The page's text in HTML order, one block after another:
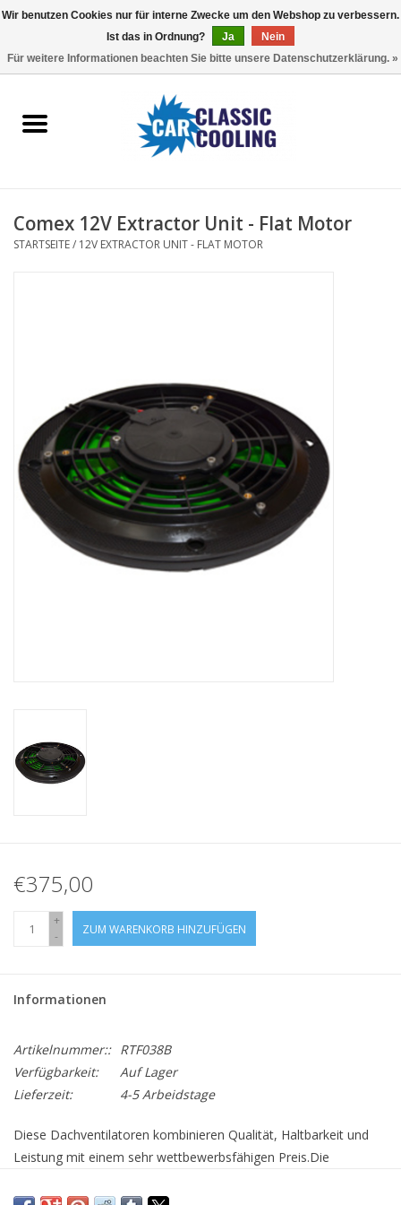
Komplette Kits
Controller
Comex 12V Extractor Unit - Flat Motor
STARTSEITE/ 12V EXTRACTOR UNIT - FLAT MOTOR
€375,00
+
-
ZUM WARENKORB HINZUFÜGEN
Informationen
Artikelnummer:: RTF038B
Verfügbarkeit:
Auf Lager
Lieferzeit:
4-5 Arbeidstage
Diese Dachventilatoren kombinieren Qualität, Haltbarkeit und
Leistung mit einem sehr wettbewerbsfähigen Preis.Die
Wir benutzen Cookies nur für interne Zwecke um den Webshop zu verbessern.
Ist das in Ordnung?
Ja
Nein
Für weitere Informationen beachten Sie bitte unsere Datenschutzerklärung. »